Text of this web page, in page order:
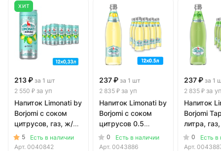
ХИТ
213 ₽ за 1 шт
2 550 ₽ за уп
Напиток Limonati by
Borjomi с соком
цитрусов, газ, ж/б,
0.33 литра, 12 шт. в
уп.
5
Есть в наличии
Арт. 0040842
237 ₽ за 1 шт
2 835 ₽ за уп
Напиток Limonati by
Borjomi с соком
цитрусов 0.5
литра, газ, стекло,
12 шт. в уп.
0
Есть в наличии
Арт. 0043886
237 ₽ за 1
2 835 ₽ за
Напиток
Borjomi
литра,
12 шт. в
0
Есть в
Арт.